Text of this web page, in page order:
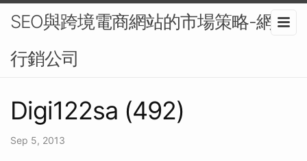
SEO與跨境電商網站的市場策略-網路
行銷公司
Digi122sa (492)
Sep 5, 2013